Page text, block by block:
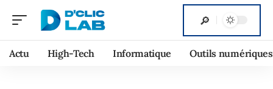
Actu High-Tech Informatique Outils numériques